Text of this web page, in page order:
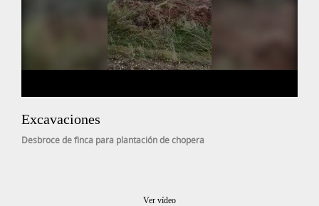
Excavaciones
Desbroce de finca para plantación de chopera
Ver vídeo